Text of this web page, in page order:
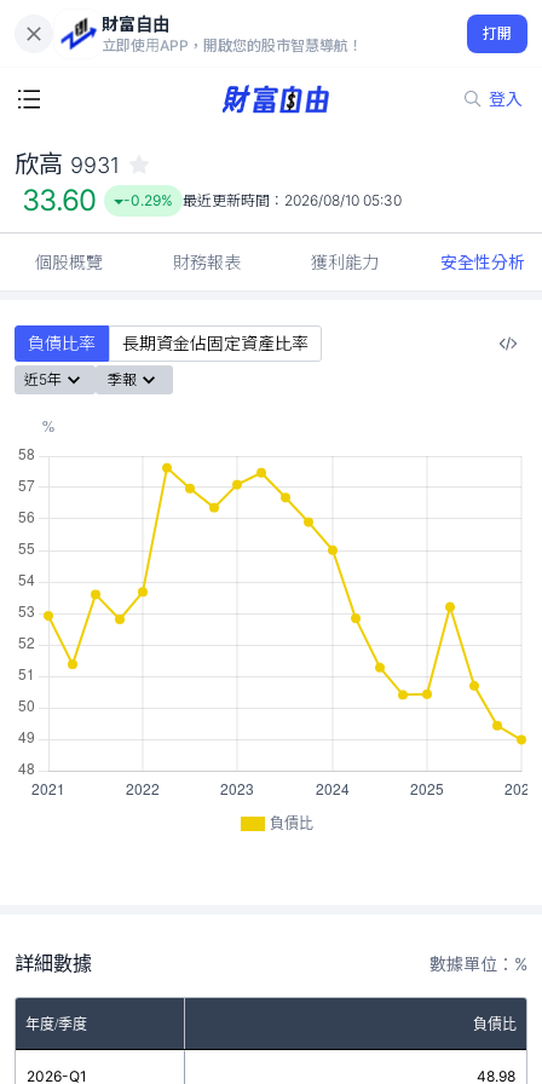
財富自由
立即使用APP，開啟您的股市智慧導航！
打開
登入
33.60
-0.29%
欣高 9931
33.60 -0.29% 最近更新時間： 2026/08/10 05:30
個股概覽 財務報表 獲利能力 安全性分析
負債比率 長期資金佔固定資產比率
近5年 季報
負債比
詳細數據 數據單位：%
年度/季度 負債比
2026-Q1 48.98